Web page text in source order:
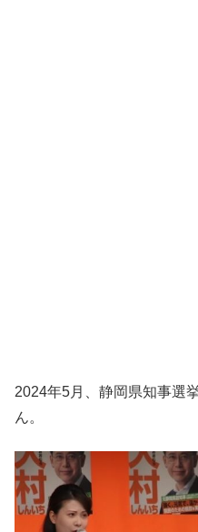
2024年5月、静岡県知事選
ん。